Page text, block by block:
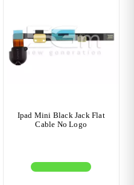
Ipad Mini Black Jack Flat
Cable No Logo